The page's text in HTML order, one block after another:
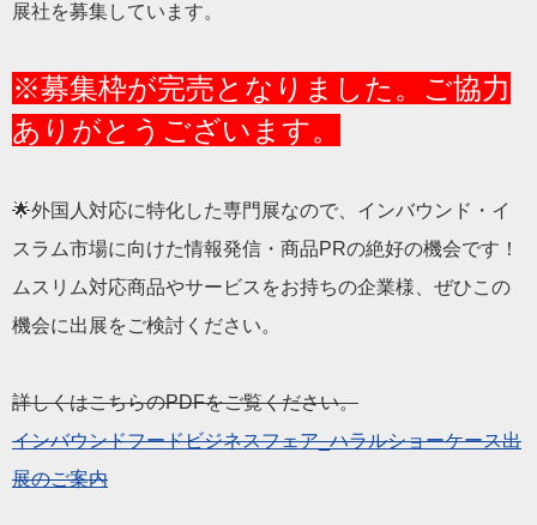
展社を募集しています。
※募集枠が完売となりました。ご協力
ありがとうございます。
🌟外国人対応に特化した専門展なので、インバウンド・イ
スラム市場に向けた情報発信・商品PRの絶好の機会です！
ムスリム対応商品やサービスをお持ちの企業様、ぜひこの
機会に出展をご検討ください。
詳しくはこちらのPDFをご覧ください。
インバウンドフードビジネスフェア_ハラルショーケース出
展のご案内